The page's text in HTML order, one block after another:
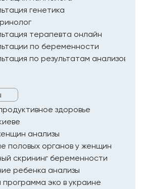
генетика
терапевта онлайн
по беременности
по результатам анализов
здоровье
анализы
половых органов у женщин
скрининг беременности
ребенка анализы
эко в украине